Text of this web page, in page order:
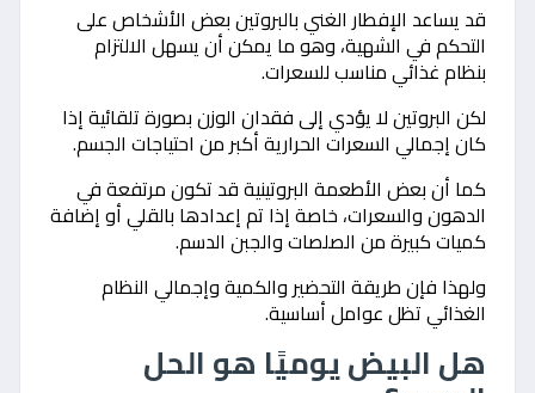
قد يساعد الإفطار الغني بالبروتين بعض الأشخاص على
التحكم في الشهية، وهو ما يمكن أن يسهل الالتزام
بنظام غذائي مناسب للسعرات.
لكن البروتين لا يؤدي إلى فقدان الوزن بصورة تلقائية إذا
كان إجمالي السعرات الحرارية أكبر من احتياجات الجسم.
كما أن بعض الأطعمة البروتينية قد تكون مرتفعة في
الدهون والسعرات، خاصة إذا تم إعدادها بالقلي أو إضافة
كميات كبيرة من الصلصات والجبن الدسم.
ولهذا فإن طريقة التحضير والكمية وإجمالي النظام
الغذائي تظل عوامل أساسية.
هل البيض يوميًا هو الحل